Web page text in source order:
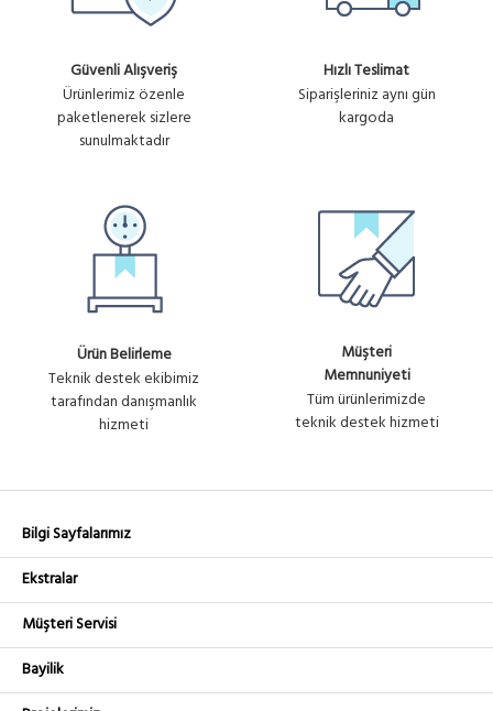
Güvenli Alışveriş
Ürünlerimiz özenle
paketlenerek sizlere
sunulmaktadır
Hızlı Teslimat
Siparişleriniz aynı gün
kargoda
Ürün Belirleme
Teknik destek ekibimiz
tarafından danışmanlık
hizmeti
Müşteri
Memnuniyeti
Tüm ürünlerimizde
teknik destek hizmeti
Bilgi Sayfalarımız
Ekstralar
Müşteri Servisi
Bayilik